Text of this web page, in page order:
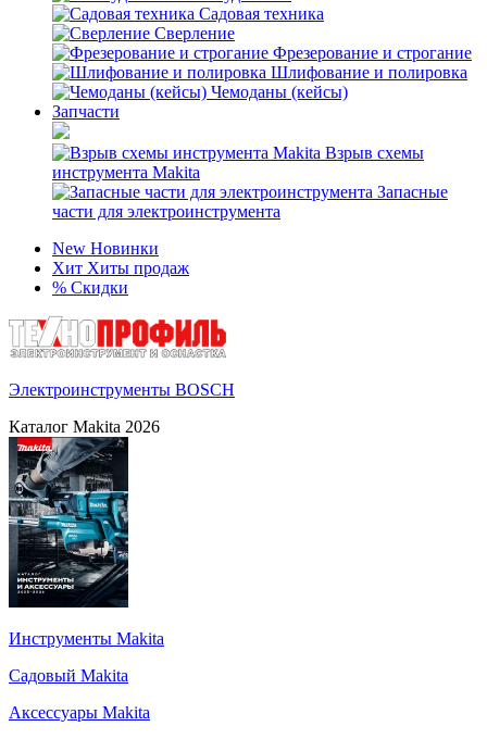
Садовая техника
Сверление
Фрезерование и строгание
Шлифование и полировка
Чемоданы (кейсы)
Запчасти
Взрыв схемы
инструмента Makita
Запасные
части для электроинструмента
New Новинки
Хит Хиты продаж
% Скидки
Электроинструменты BOSCH
Каталог Makita 2026
Инструменты Makita
Садовый Makita
Аксессуары Makita